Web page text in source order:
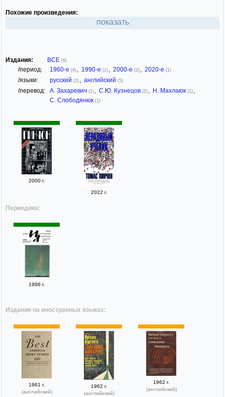
Похожие произведения:
показать
Издания: ВСЕ (8)
/период: 1960-е (4) , 1990-е (1) , 2000-е (2) , 2020-е (1)
/языки: русский (3) , английский (5)
/перевод: А. Захаревич (1) , С.Ю. Кузнецов (2) , Н. Махлаюк (1) ,
С. Слободянюк (1)
2000 г.
2022 г.
Периодика:
1996 г.
Издания на иностранных языках:
1961 г.
(английский)
1962 г.
(английский)
1962 г.
(английский)